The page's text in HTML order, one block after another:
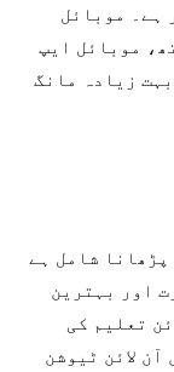
ہے۔ موبائل
موبائل ایپ
زیادہ مانگ
پڑھانا شامل ہے
اور بہترین
تعلیم کی
لائن ٹیوشن